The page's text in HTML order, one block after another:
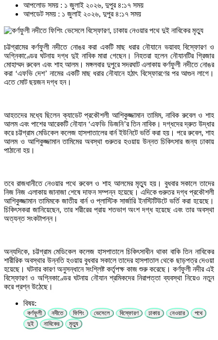
আপলোড সময় : ১ জুলাই ২০২৬, দুপুর ৪:১৭ সময়
আপডেট সময় : ১ জুলাই ২০২৬, দুপুর ৪:১৭ সময়
চট্টগ্রামের কর্ণফুলী নদীতে নোঙর করা একটি মাছ ধরার নৌযানে ভয়াবহ বিস্ফোরণ ও
অগ্নিকাণ্ডের ঘটনায় দগ্ধ দুই নাবিক মারা গেছেন। নিহতরা হলেন নৌযানটির গ্রিজার
মোহাম্মদ রুবেল এবং শাহ আলম। মঙ্গলবার দুপুরে সদরঘাট এলাকায় কর্ণফুলী নদীতে নোঙর
করা ‘এফভি দেশ’ নামের একটি মাছ ধরার নৌযানে হঠাৎ বিস্ফোরণের পর আগুন লাগে।
এতে মোট ছয়জন দগ্ধ হন।
আহতদের মধ্যে ছিলেন ক্যাডেট প্রকৌশলী আশিকুজ্জামান তামিম, নাবিক রুবেল ও শাহ
আলম এবং পাশের আরেকটি নৌযান ‘এফভি ডিজনি’র তিন নাবিক। দগ্ধদের দ্রুত উদ্ধার
করে চট্টগ্রাম মেডিকেল কলেজ হাসপাতালের বার্ন ইউনিটে ভর্তি করা হয়। পরে রুবেল, শাহ
আলম ও আশিকুজ্জামান তামিমের অবস্থা গুরুতর হওয়ায় উন্নত চিকিৎসার জন্য ঢাকায়
পাঠানো হয়।
তবে রাজধানীতে নেওয়ার পথে রুবেল ও শাহ আলমের মৃত্যু হয়। বুধবার সকালে তাদের
নিজ নিজ এলাকায় জানাজা শেষে দাফন সম্পন্ন হয়েছে। এদিকে গুরুতর দগ্ধ প্রকৌশলী
আশিকুজ্জামান তামিমকে জাতীয় বার্ন ও প্লাস্টিক সার্জারি ইনস্টিটিউটে ভর্তি করা হয়েছে।
চিকিৎসকরা জানিয়েছেন, তার শরীরের প্রায় শতভাগ অংশ দগ্ধ হয়েছে এবং তার অবস্থা
অত্যন্ত সংকটাপন্ন।
অন্যদিকে, চট্টগ্রাম মেডিকেল কলেজ হাসপাতালে চিকিৎসাধীন থাকা বাকি তিন নাবিকের
শারীরিক অবস্থার উন্নতি হওয়ায় বুধবার সকালে তাদের হাসপাতাল থেকে ছাড়পত্র দেওয়া
হয়েছে। ঘটনার কারণ অনুসন্ধানে সংশ্লিষ্ট কর্তৃপক্ষ কাজ শুরু করেছে। কর্ণফুলী নদীর এই
বিস্ফোরণ ও অগ্নিকাণ্ডের ঘটনায় নৌযান শ্রমিকদের নিরাপত্তা ব্যবস্থা নিয়েও নতুন
করে প্রশ্ন উঠেছে।
বিষয়:
কর্ণফুলী নদীতে ফিশিং ভেসেলে বিস্ফোরণ ঢাকায় নেওয়ার
পথে
দুই
নাবিকের মৃত্যু